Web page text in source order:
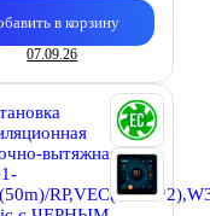
в корзину
07.09.26